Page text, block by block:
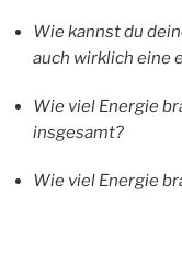
Wie kannst du
auch wirklich eine
Wie viel Energie
insgesamt?
Wie viel Energie